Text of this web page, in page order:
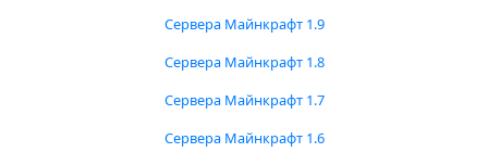
Сервера Майнкрафт 1.9
Сервера Майнкрафт 1.8
Сервера Майнкрафт 1.7
Сервера Майнкрафт 1.6